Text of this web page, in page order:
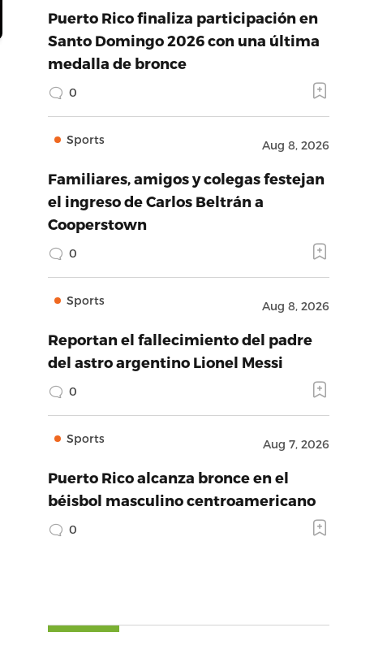
Puerto Rico finaliza participación en
Santo Domingo 2026 con una última
medalla de bronce
0
Sports Aug 8, 2026
Familiares, amigos y colegas festejan
el ingreso de Carlos Beltrán a
Cooperstown
0
Sports Aug 8, 2026
Reportan el fallecimiento del padre
del astro argentino Lionel Messi
0
Sports Aug 7, 2026
Puerto Rico alcanza bronce en el
béisbol masculino centroamericano
0